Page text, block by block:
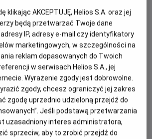
You Need Is Kill w Helios
You Need Is Kill Gatunek
Anime
Minimalny
wiek
Od 10 lat
trwania
min
SCENARIUSZ
Yûichirô Kido, Hiroshi
Sakurazaka
WIĘCEJ SZCZEGÓŁÓW
KILL opowiada historię Rity, młodej
klikając AKCEPTUJĘ, Helios S.A. oraz jej
będą przetwarzać Twoje dane
IP, adresy e-mail czy identyfikatory
marketingowych, w szczególności na
reklam dopasowanych do Twoich
w serwisach Helios S.A., jej
Wyrażenie zgody jest dobrowolne.
zgody, chcesz ograniczyć jej zakres
zgodę uprzednio udzieloną przejdź do
Jeśli podstawą przetwarzania
uzasadniony interes administratora,
sprzeciw, aby to zrobić przejdź do